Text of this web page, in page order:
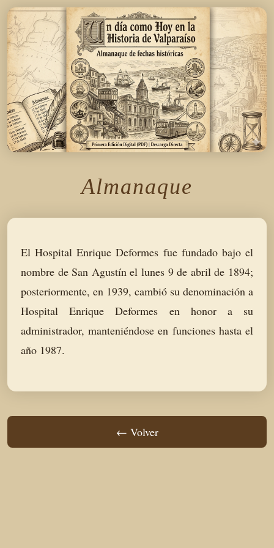
Almanaque
El Hospital Enrique Deformes fue fundado bajo el
nombre de San Agustín el lunes 9 de abril de 1894;
posteriormente, en 1939, cambió su denominación a
Hospital Enrique Deformes en honor a su
administrador, manteniéndose en funciones hasta el
año 1987.
← Volver